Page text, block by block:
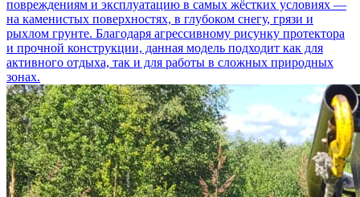
повреждениям и эксплуатацию в самых жёстких условиях —
на каменистых поверхностях, в глубоком снегу, грязи и
рыхлом грунте. Благодаря агрессивному рисунку протектора
и прочной конструкции, данная модель подходит как для
активного отдыха, так и для работы в сложных природных
зонах.